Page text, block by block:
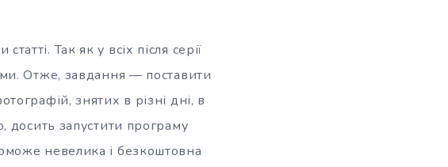
Так як у всіх після серії
Отже, завдання — поставити
знятих в різні дні, в
досить запустити програму
невелика і безкоштовна